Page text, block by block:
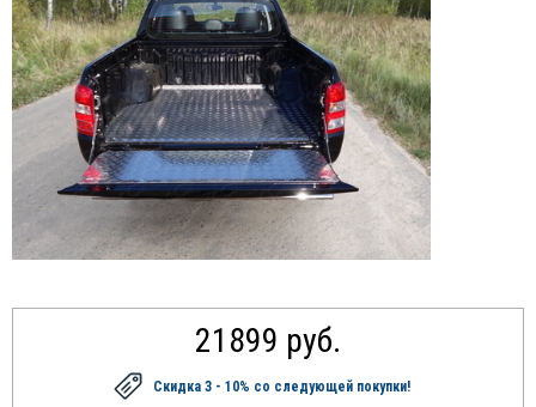
21899 руб.
Скидка 3 - 10% со следующей покупки!